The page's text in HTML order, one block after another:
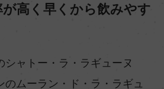
高く早くから飲みやす
シャトー・ラ・ラギューヌ
のムーラン・ド・ラ・ラギュ